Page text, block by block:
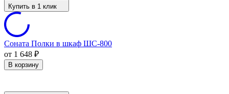
Купить в 1 клик
Соната Полки в шкаф ШС-800
от 1 648 ₽
В корзину